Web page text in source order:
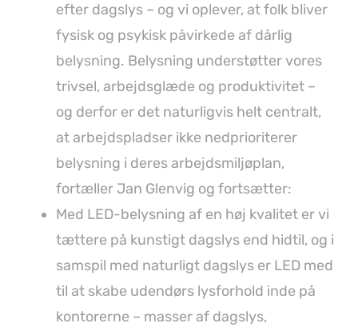
efter dagslys – og vi oplever, at folk bliver
fysisk og psykisk påvirkede af dårlig
belysning. Belysning understøtter vores
trivsel, arbejdsglæde og produktivitet –
og derfor er det naturligvis helt centralt,
at arbejdspladser ikke nedprioriterer
belysning i deres arbejdsmiljøplan,
fortæller Jan Glenvig og fortsætter:
Med LED-belysning af en høj kvalitet er vi
tættere på kunstigt dagslys end hidtil, og i
samspil med naturligt dagslys er LED med
til at skabe udendørs lysforhold inde på
kontorerne – masser af dagslys,